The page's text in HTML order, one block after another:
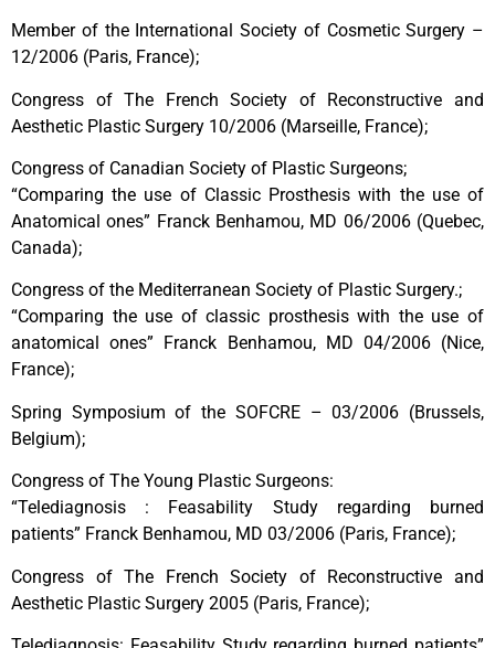
Member of the International Society of Cosmetic Surgery –
12/2006 (Paris, France);
Congress of The French Society of Reconstructive and
Aesthetic Plastic Surgery 10/2006 (Marseille, France);
Congress of Canadian Society of Plastic Surgeons;
“Comparing the use of Classic Prosthesis with the use of
Anatomical ones” Franck Benhamou, MD 06/2006 (Quebec,
Canada);
Congress of the Mediterranean Society of Plastic Surgery.;
“Comparing the use of classic prosthesis with the use of
anatomical ones” Franck Benhamou, MD 04/2006 (Nice,
France);
Spring Symposium of the SOFCRE – 03/2006 (Brussels,
Belgium);
Congress of The Young Plastic Surgeons:
“Telediagnosis : Feasability Study regarding burned
patients” Franck Benhamou, MD 03/2006 (Paris, France);
Congress of The French Society of Reconstructive and
Aesthetic Plastic Surgery 2005 (Paris, France);